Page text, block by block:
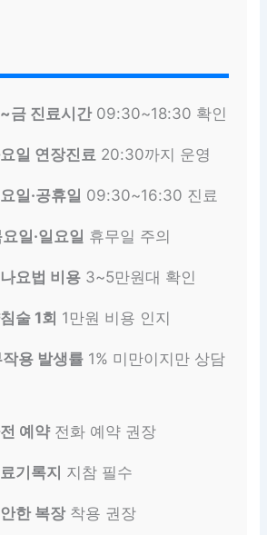
금 진료시간09:30~18:30 확인
일 연장진료 20:30까지 운영
일·공휴일 09:30~16:30 진료
일·일요일 휴무일 주의
요법 비용 3~5만원대 확인
술 1회 1만원 비용 인지
작용 발생률 1% 미만이지만 상담
예약전화 예약 권장
기록지 지참 필수
한 복장착용 권장